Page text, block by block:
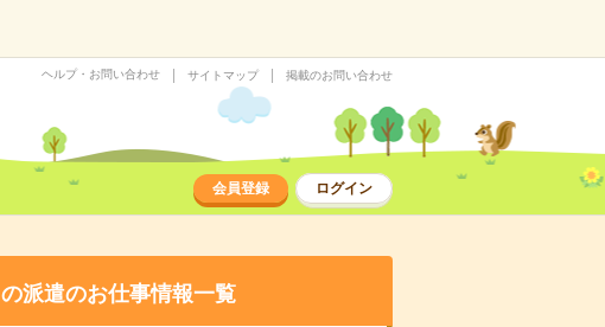
ヘルプ・お問い合わせ サイトマップ 掲載のお問い合わせ
会員登録 ログイン
の派遣のお仕事情報一覧